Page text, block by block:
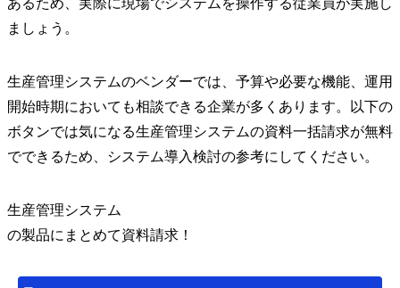
あるため、実際に現場でシステムを操作する従業員が実施し
ましょう。
生産管理システムのベンダーでは、予算や必要な機能、運用
開始時期においても相談できる企業が多くあります。以下の
ボタンでは気になる生産管理システムの資料一括請求が無料
でできるため、システム導入検討の参考にしてください。
生産管理システム
の製品にまとめて資料請求！